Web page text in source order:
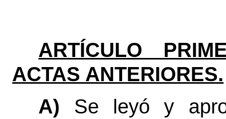
ARTÍCULO
ACTAS ANTERIORES.
A) Se leyó y